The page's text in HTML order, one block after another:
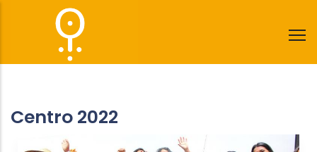
Centro 2022